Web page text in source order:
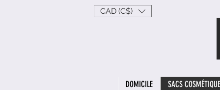
CAD (C$)
DOMICILE SACS